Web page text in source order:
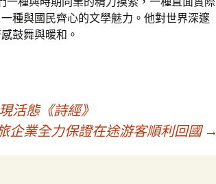
種與國民齊心的文學魅力。他對世界深邃
鼓舞與暖和。
活態《詩經》
企業全力保證在途游客順利回國 →